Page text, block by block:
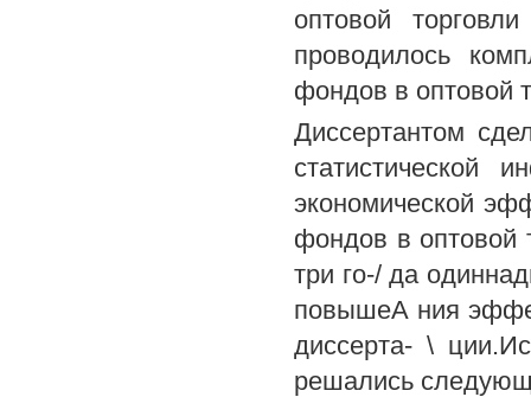
оптовой
проводилось
фондов в оптовой
Диссертантом
статистической
экономической
фондов в оптовой
три го-/ да
повышеА ния
диссерта- \
решались